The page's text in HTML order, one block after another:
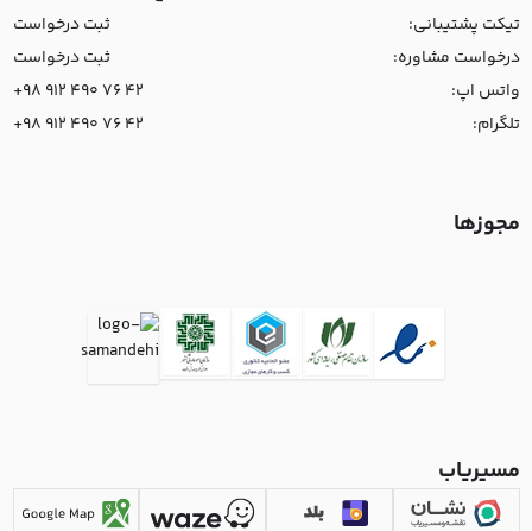
تیکت پشتیبانی:
ثبت درخواست
درخواست مشاوره:
ثبت درخواست
واتس اپ:
+98 912 490 76 42
تلگرام:
+98 912 490 76 42
مجوزها
مسیریاب